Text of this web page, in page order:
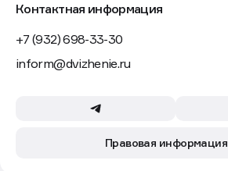
Контактная информация
+7 (932) 698-33-30
inform@dvizhenie.ru
Правовая информация